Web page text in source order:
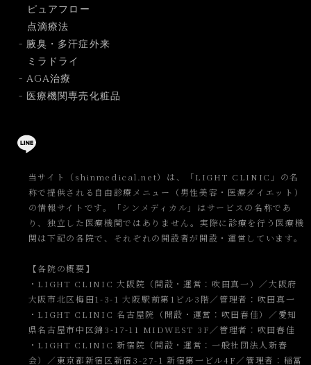
ピュアフロー
点滴療法
- 腋臭・多汗症外来
ミラドライ
- AGA治療
- 医療機関専売化粧品
当サイト（shinmedical.net）は、「LIGHT CLINIC」の名
称で提供される自由診療メニュー（男性美容・医療ダイエット）
の情報サイトです。「シンメディカル」はサービスの名称であ
り、独立した医療機関ではありません。実際に診療を行う医療機
関は下記の各院で、それぞれの開設者が開設・運営しています。
【各院の概要】
・LIGHT CLINIC 大阪院（開設・運営：吹田真一）／大阪府
大阪市北区梅田1-3-1 大阪駅前第1ビル3階／管理者：吹田真一
・LIGHT CLINIC 名古屋院（開設・運営：吹田春佳）／愛知
県名古屋市中区錦3-17-11 MIDWEST 3F／管理者：吹田春佳
・LIGHT CLINIC 新宿院（開設・運営：一般社団法人新春
会）／東京都新宿区新宿3-27-1 新宿第一ビル4F／管理者：稲冨